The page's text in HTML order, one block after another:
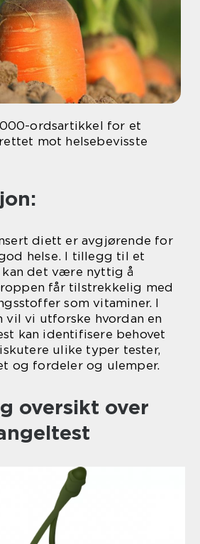
ordsartikkel for et
mot helsebevisste
diett er avgjørende for
helse. I tillegg til et
det være nyttig å
får tilstrekkelig med
som vitaminer. I
vil vi utforske hvordan en
kan identifisere behovet
ulike typer tester,
og fordeler og ulemper.
oversikt over